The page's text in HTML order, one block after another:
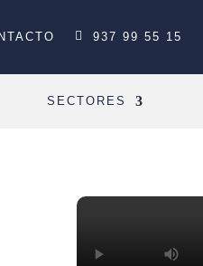
937 99 55 15
SECTORES